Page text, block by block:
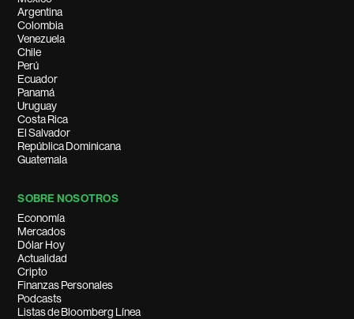
Argentina
Colombia
Venezuela
Chile
Perú
Ecuador
Panamá
Uruguay
Costa Rica
El Salvador
República Dominicana
Guatemala
SOBRE NOSOTROS
Economía
Mercados
Dólar Hoy
Actualidad
Cripto
Finanzas Personales
Podcasts
Listas de Bloomberg Línea